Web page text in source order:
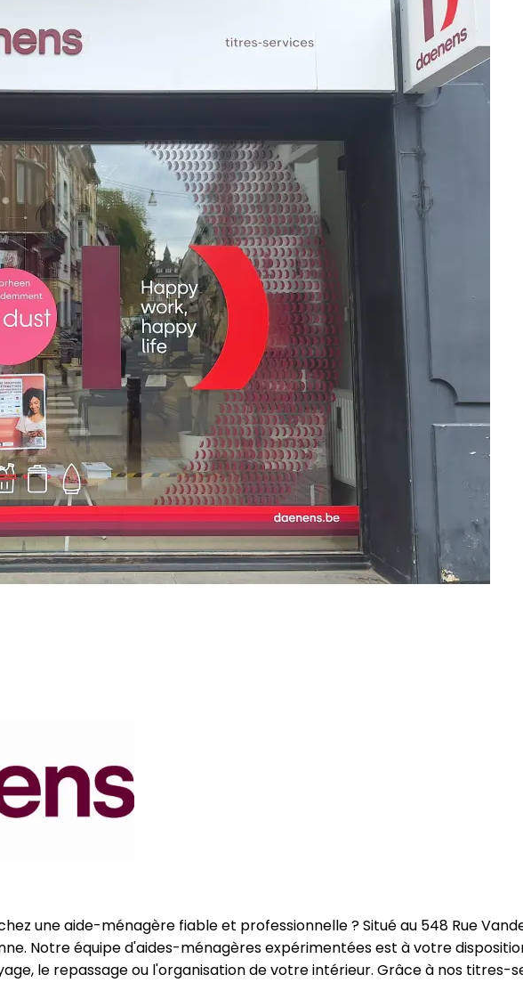
une aide-ménagère fiable et professionnelle ? Situé au 548 Rue
Notre équipe d'aides-ménagères expérimentées est à votre
le repassage ou l'organisation de votre intérieur. Grâce à nos titres-